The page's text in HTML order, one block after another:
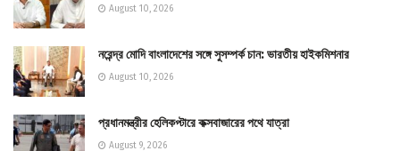
August 10, 2026
নরেন্দ্র মোদি বাংলাদেশের সঙ্গে সুসম্পর্ক চান: ভারতীয় হাইকমিশনার
August 10, 2026
প্রধানমন্ত্রীর হেলিকপ্টারে কক্সবাজারের পথে যাত্রা
August 9, 2026